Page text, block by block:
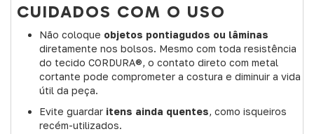
CUIDADOS COM O USO
Não coloque objetos pontiagudos ou lâminas
diretamente nos bolsos. Mesmo com toda resistência
do tecido CORDURA®, o contato direto com metal
cortante pode comprometer a costura e diminuir a vida
útil da peça.
Evite guardar itens ainda quentes, como isqueiros
recém-utilizados.